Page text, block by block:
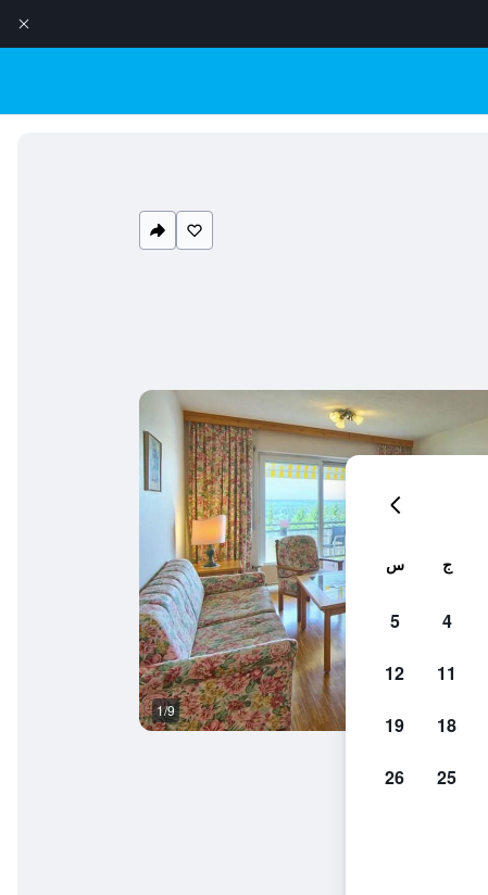
1/9
ج س
4
5
11
12
18
19
25
26